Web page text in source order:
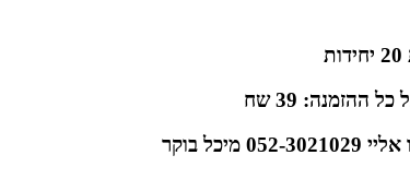
ההזמנה: 39 שח
בוקר